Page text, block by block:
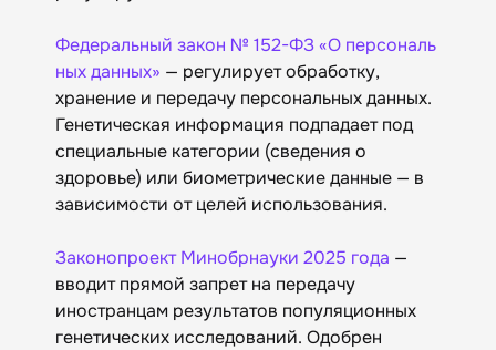
Федеральный закон № 152-ФЗ «О персональ
ных данных» — регулирует обработку,
хранение и передачу персональных данных.
Генетическая информация подпадает под
специальные категории (сведения о
здоровье) или биометрические данные — в
зависимости от целей использования.
Законопроект Минобрнауки 2025 года —
вводит прямой запрет на передачу
иностранцам результатов популяционных
генетических исследований. Одобрен